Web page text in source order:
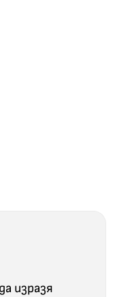
изразя